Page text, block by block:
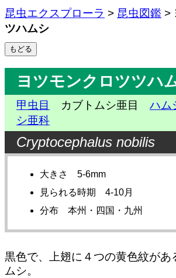
昆虫エクスプローラ > 昆虫図鑑 >
ツハムシ
ヨツモンクロツツハ
甲虫目 カブトムシ亜目 ハム
シ亜科
Cryptocephalus nobilis
大きさ 5-6mm
見られる時期 4-10月
分布 本州・四国・九州
黒色で、上翅に４つの黄色紋があ
ムシ。